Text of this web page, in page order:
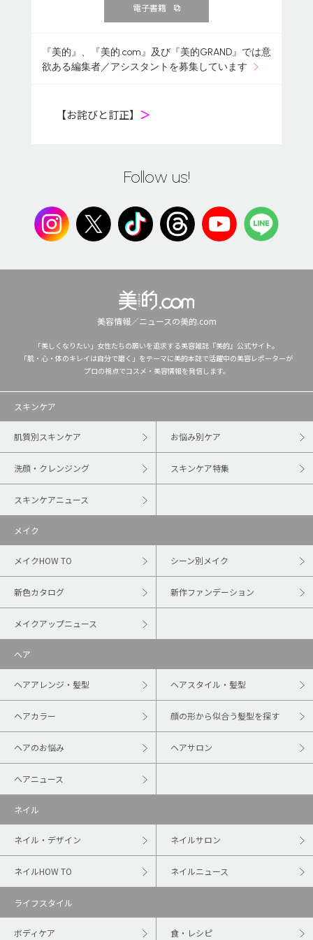
電子書籍
『美的』、『美的.com』及び『美的GRAND』では意
欲ある編集者／アシスタントを募集しています
【お詫びと訂正】 ＞
Follow us!
美容情報／ニュースの美的.com
「美しくなりたい」女性たちの願いを追求する美容雑誌『美的』公式サイト。
「肌・心・体のキレイは自分で磨く」をテーマに美的本誌で活躍中の美容レポーターが
プロの視点でコスメ・美容情報を発信します。
スキンケア
肌質別スキンケア お悩み別ケア
洗顔・クレンジング スキンケア特集
スキンケアニュース
メイク
メイクHOW TO シーン別メイク
新色カタログ 新作ファンデーション
メイクアップニュース
ヘア
ヘアアレンジ・髪型 ヘアスタイル・髪型
ヘアカラー 顔の形から似合う髪型を探す
ヘアのお悩み ヘアサロン
ヘアニュース
ネイル
ネイル・デザイン ネイルサロン
ネイルHOW TO ネイルニュース
ライフスタイル
ボディケア 食・レシピ